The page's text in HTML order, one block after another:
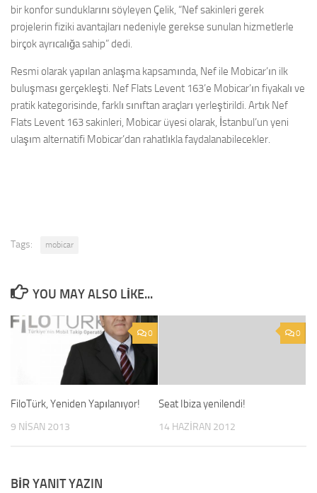
bir konfor sunduklarını söyleyen Çelik, “Nef sakinleri gerek
projelerin fiziki avantajları nedeniyle gerekse sunulan hizmetlerle
birçok ayrıcalığa sahip” dedi.
Resmi olarak yapılan anlaşma kapsamında, Nef ile Mobicar’ın ilk
buluşması gerçekleşti. Nef Flats Levent 163’e Mobicar’ın fiyakalı ve
pratik kategorisinde, farklı sınıftan araçları yerleştirildi. Artık Nef
Flats Levent 163 sakinleri, Mobicar üyesi olarak, İstanbul’un yeni
ulaşım alternatifi Mobicar’dan rahatlıkla faydalanabilecekler.
Tags: mobicar
YOU MAY ALSO LIKE...
0
FiloTürk, Yeniden Yapılanıyor!
9 NISAN 2013
0
Seat Ibiza yenilendi!
14 HAZIRAN 2012
BIR YANIT YAZIN